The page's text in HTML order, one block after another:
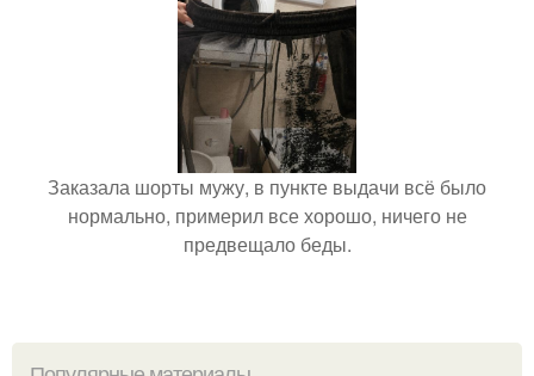
Заказала шорты мужу, в пункте выдачи всё было
нормально, примерил все хорошо, ничего не
предвещало беды.